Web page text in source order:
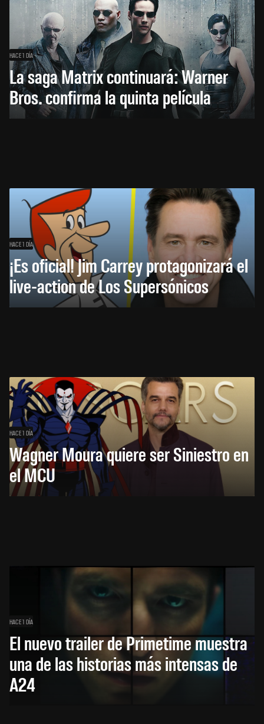
HACE 1 DÍA
La saga Matrix continuará: Warner
Bros. confirma la quinta película
HACE 1 DÍA
¡Es oficial! Jim Carrey protagonizará el
live-action de Los Supersónicos
HACE 1 DÍA
Wagner Moura quiere ser Siniestro en
el MCU
HACE 1 DÍA
El nuevo trailer de Primetime muestra
una de las historias más intensas de
A24